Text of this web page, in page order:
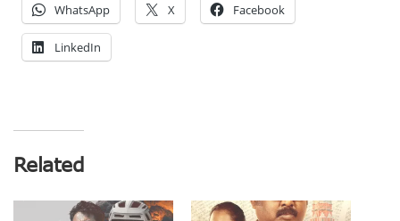
WhatsApp X Facebook
LinkedIn
Related